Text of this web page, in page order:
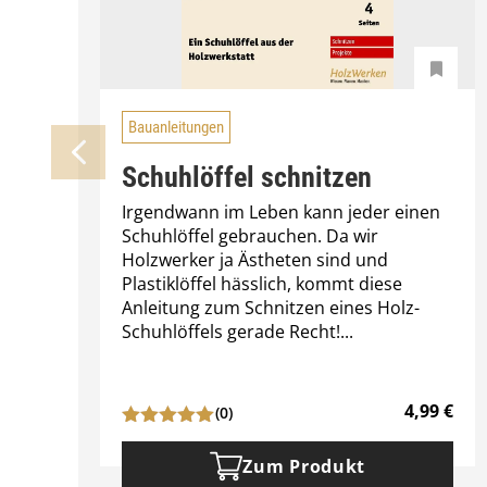
Bauanleitungen
Schuhlöffel schnitzen
Irgendwann im Leben kann jeder einen
Schuhlöffel gebrauchen. Da wir
Holzwerker ja Ästheten sind und
Plastiklöffel hässlich, kommt diese
Anleitung zum Schnitzen eines Holz-
Schuhlöffels gerade Recht!...
(0) 4,99€
Zum Produkt